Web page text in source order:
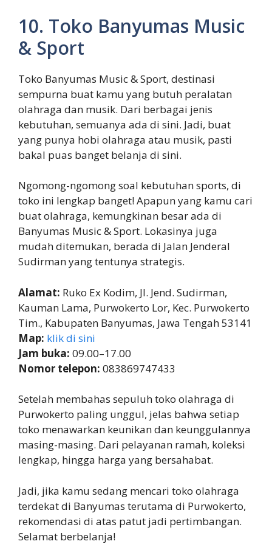
10. Toko Banyumas Music
& Sport
Toko Banyumas Music & Sport, destinasi
sempurna buat kamu yang butuh peralatan
olahraga dan musik. Dari berbagai jenis
kebutuhan, semuanya ada di sini. Jadi, buat
yang punya hobi olahraga atau musik, pasti
bakal puas banget belanja di sini.
Ngomong-ngomong soal kebutuhan sports, di
toko ini lengkap banget! Apapun yang kamu cari
buat olahraga, kemungkinan besar ada di
Banyumas Music & Sport. Lokasinya juga
mudah ditemukan, berada di Jalan Jenderal
Sudirman yang tentunya strategis.
Alamat: Ruko Ex Kodim, Jl. Jend. Sudirman,
Kauman Lama, Purwokerto Lor, Kec. Purwokerto
Tim., Kabupaten Banyumas, Jawa Tengah 53141
Map: klik di sini
Jam buka: 09.00–17.00
Nomor telepon: 083869747433
Setelah membahas sepuluh toko olahraga di
Purwokerto paling unggul, jelas bahwa setiap
toko menawarkan keunikan dan keunggulannya
masing-masing. Dari pelayanan ramah, koleksi
lengkap, hingga harga yang bersahabat.
Jadi, jika kamu sedang mencari toko olahraga
terdekat di Banyumas terutama di Purwokerto,
rekomendasi di atas patut jadi pertimbangan.
Selamat berbelanja!